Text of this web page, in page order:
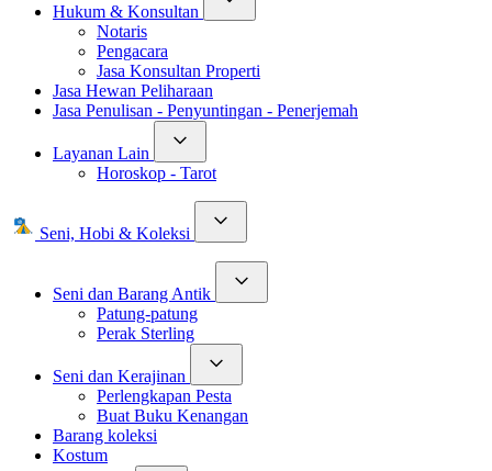
Hukum & Konsultan
Notaris
Pengacara
Jasa Konsultan Properti
Jasa Hewan Peliharaan
Jasa Penulisan - Penyuntingan - Penerjemah
Layanan Lain
Horoskop - Tarot
Seni, Hobi & Koleksi
Seni dan Barang Antik
Patung-patung
Perak Sterling
Seni dan Kerajinan
Perlengkapan Pesta
Buat Buku Kenangan
Barang koleksi
Kostum